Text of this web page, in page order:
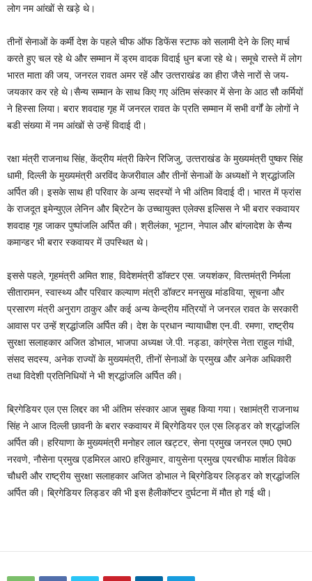
लोग नम आंखों से खड़े थे।
तीनों सेनाओं के कर्मी देश के पहले चीफ ऑफ डिफेंस स्‍टाफ को सलामी देने के लिए मार्च
करते हुए चल रहे थे और सम्‍मान में ड्रम वादक विदाई धुन बजा रहे थे। समूचे रास्‍ते में लोग
भारत माता की जय, जनरल रावत अमर रहें और उत्‍तराखंड का हीरा जैसे नारों से जय-
जयकार कर रहे थे।सैन्‍य सम्‍मान के साथ किए गए अंतिम संस्‍कार में सेना के आठ सौ कर्मियों
ने हिस्‍सा लिया। बरार शवदाह गृह में जनरल रावत के प्रति सम्‍मान में सभी वर्गों के लोगों ने
बडी संख्‍या में नम आंखों से उन्‍हें विदाई दी।
रक्षा मंत्री राजनाथ सिंह, केंद्रीय मंत्री किरेन रिजिजु, उत्‍तराखंड के मुख्‍यमंत्री पुष्‍कर सिंह
धामी, दिल्‍ली के मुख्‍यमंत्री अरविंद केजरीवाल और तीनों सेनाओं के अध्‍यक्षों ने श्रद्धांजलि
अर्पित की। इसके साथ ही परिवार के अन्‍य सदस्‍यों ने भी अंतिम विदाई दी। भारत में फ्रांस
के राजदूत इमेन्‍युएल लेनिन और ब्रिटेन के उच्‍चायुक्‍त एलेक्‍स इल्सिस ने भी बरार स्‍कवायर
शवदाह गृह जाकर पुष्‍पांजलि अर्पित की। श्रीलंका, भूटान, नेपाल और बांग्‍लादेश के सैन्‍य
कमान्‍डर भी बरार स्‍कवायर में उपस्थित थे।
इससे पहले, गृहमंत्री अमित शाह, विदेशमंत्री डॉक्‍टर एस. जयशंकर, वित्‍तमंत्री निर्मला
सीतारामन, स्‍वास्‍थ्‍य और परिवार कल्‍याण मंत्री डॉक्‍टर मनसुख मांडविया, सूचना और
प्रसारण मंत्री अनुराग ठाकुर और कई अन्‍य केन्‍द्रीय मंत्रियों ने जनरल रावत के सरकारी
आवास पर उन्‍हें श्रद्धांजलि अर्पित की। देश के प्रधान न्‍यायाधीश एन.वी. रमणा, राष्‍ट्रीय
सुरक्षा सलाहकार अजित डोभाल, भाजपा अध्‍यक्ष जे.पी. नड्डा, कांग्रेस नेता राहुल गांधी,
संसद सदस्‍य, अनेक राज्‍यों के मुख्‍यमंत्री, तीनों सेनाओं के प्रमुख और अनेक अधिकारी
तथा विदेशी प्रतिनिधियों ने भी श्रद्धांजलि अर्पित की।
ब्रिगेडियर एल एस लिद्दर का भी अंतिम संस्‍कार आज सुबह किया गया। रक्षामंत्री राजनाथ
सिंह ने आज दिल्‍ली छावनी के बरार स्‍कवायर में ब्रिगेडियर एल एस लिड्डर को श्रद्धांजलि
अर्पित की। हरियाणा के मुख्‍यमंत्री मनोहर लाल खट्टर, सेना प्रमुख जनरल एम0 एम0
नरवणे, नौसेना प्रमुख एडमिरल आर0 हरिकुमार, वायुसेना प्रमुख एयरचीफ मार्शल विवेक
चौधरी और राष्‍ट्रीय सुरक्षा सलाहकार अजित डोभाल ने ब्रिगेडियर लिड्डर को श्रद्धांजलि
अर्पित की। ब्रिगेडियर लिड्डर की भी इस हैलीकॉप्‍टर दुर्घटना में मौत हो गई थी।